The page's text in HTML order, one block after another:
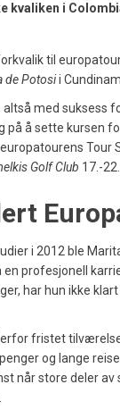
kvaliken i
til
de Potosii
med suksess
på å sette kursen
Tour
Golf Club 17.-
i 2012 ble
en profesjonell
har hun ikke
fristet
og lange
når store deler